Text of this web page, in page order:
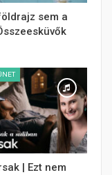
sem a
| Ezt nem